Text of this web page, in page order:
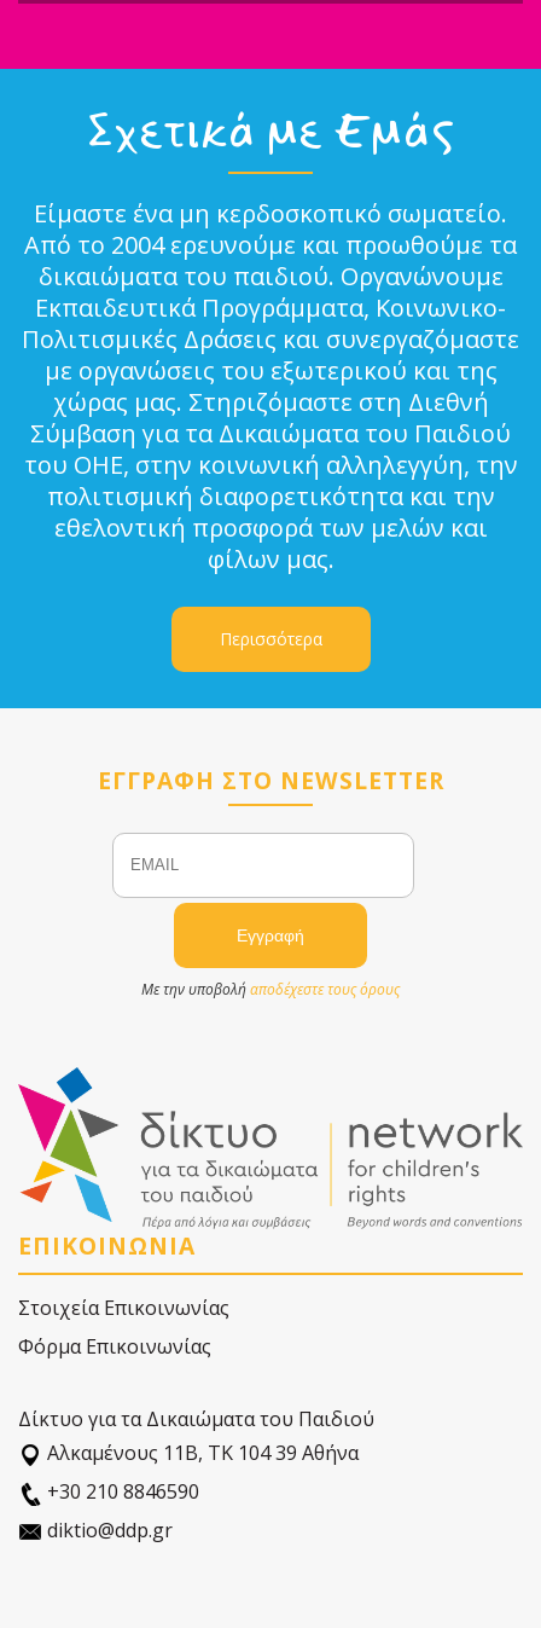
Σχετικά με Εμάς
Είμαστε ένα μη κερδοσκοπικό σωματείο.
Από το 2004 ερευνούμε και προωθούμε τα
δικαιώματα του παιδιού. Οργανώνουμε
Εκπαιδευτικά Προγράμματα, Κοινωνικο-
Πολιτισμικές Δράσεις και συνεργαζόμαστε
με οργανώσεις του εξωτερικού και της
χώρας μας. Στηριζόμαστε στη Διεθνή
Σύμβαση για τα Δικαιώματα του Παιδιού
του ΟΗΕ, στην κοινωνική αλληλεγγύη, την
πολιτισμική διαφορετικότητα και την
εθελοντική προσφορά των μελών και
φίλων μας.
Περισσότερα
ΕΓΓΡΑΦΗ ΣΤΟ NEWSLETTER
Email
Με την υποβολήαποδέχεστε τους όρους
ΕΠΙΚΟΙΝΩΝΙΑ
Στοιχεία Επικοινωνίας
Φόρμα Επικοινωνίας
Δίκτυο για τα Δικαιώματα του Παιδιού
Αλκαµένους 11Β, ΤΚ 104 39 Αθήνα
+30 210 8846590
diktio@ddp.gr